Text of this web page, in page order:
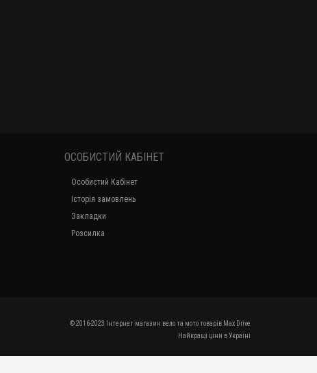
ОСОБИСТИЙ КАБІНЕТ
Особистий Кабінет
Історія замовлень
Закладки
Розсилка
© 2016-2023 Інтернет магазин вело та мото товарів Max Drive
Найкращі ціни в Україні